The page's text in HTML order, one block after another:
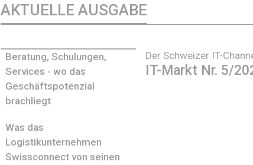
AKTUELLE AUSGABE
Der Schweizer IT-
IT-Markt Nr. 5/
Beratung, Schulungen,
Services - wo das
Geschäftspotenzial
brachliegt
Was das
Logistikunternehmen
Swissconnect von seinen